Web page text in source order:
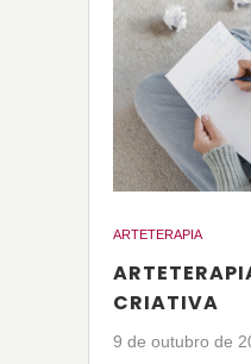
ARTETERAPIA
CRIATIVA
9 de outubro de